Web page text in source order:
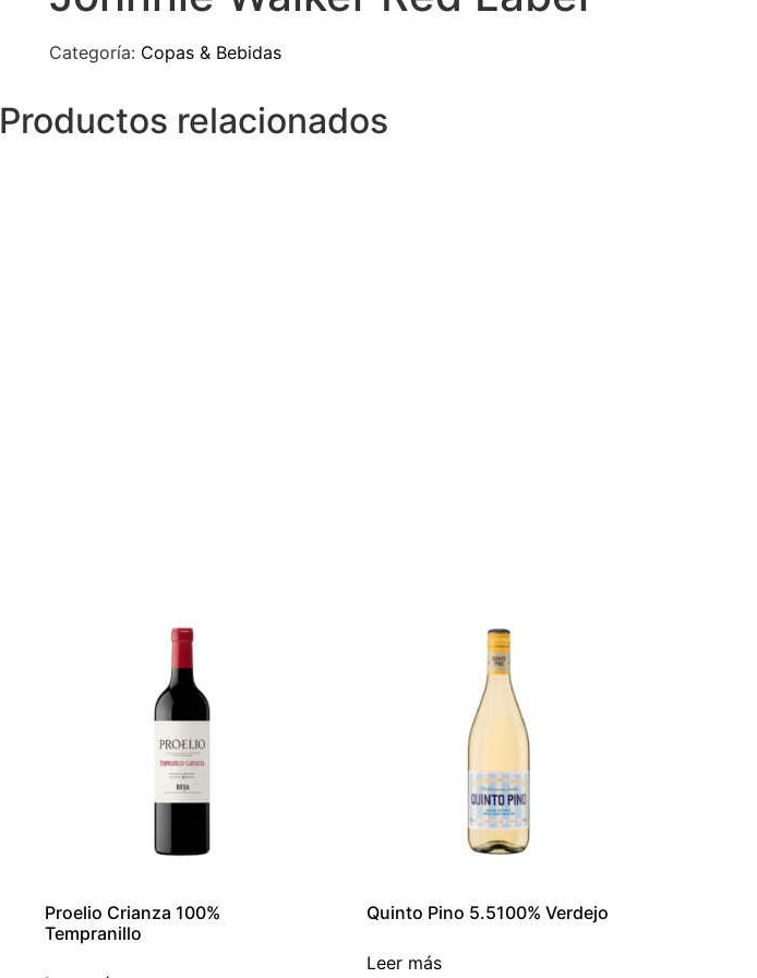
Categoría: Copas & Bebidas
Productos relacionados
Proelio Crianza 100%
Tempranillo
Quinto Pino 5.5100% Verdejo
Leer más